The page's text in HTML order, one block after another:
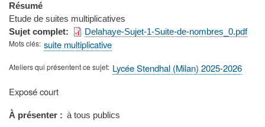
Résumé
Etude de suites multiplicatives
Sujet complet
Delahaye-Sujet-1-Suite-de-nombres_0.pdf
Mots clés suite multiplicative
Ateliers qui présentent ce sujet Lycée Stendhal (Milan) 2025-2026
Type
présentation
Exposé court
À présenter à tous publics